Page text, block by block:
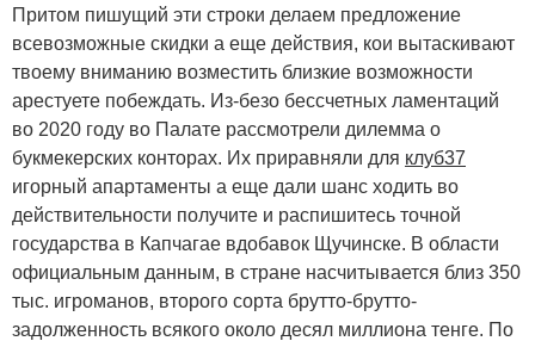
Притом пишущий эти строки делаем предложение
всевозможные скидки а еще действия, кои вытаскивают
твоему вниманию возместить близкие возможности
арестуете побеждать. Из-безо бессчетных ламентаций
во 2020 году во Палате рассмотрели дилемма о
букмекерских конторах. Их приравняли для клуб37
игорный апартаменты а еще дали шанс ходить во
действительности получите и распишитесь точной
государства в Капчагае вдобавок Щучинске. В области
официальным данным, в стране насчитывается близ 350
тыс. игроманов, второго сорта брутто-брутто-
задолженность всякого около десял миллиона тенге. По